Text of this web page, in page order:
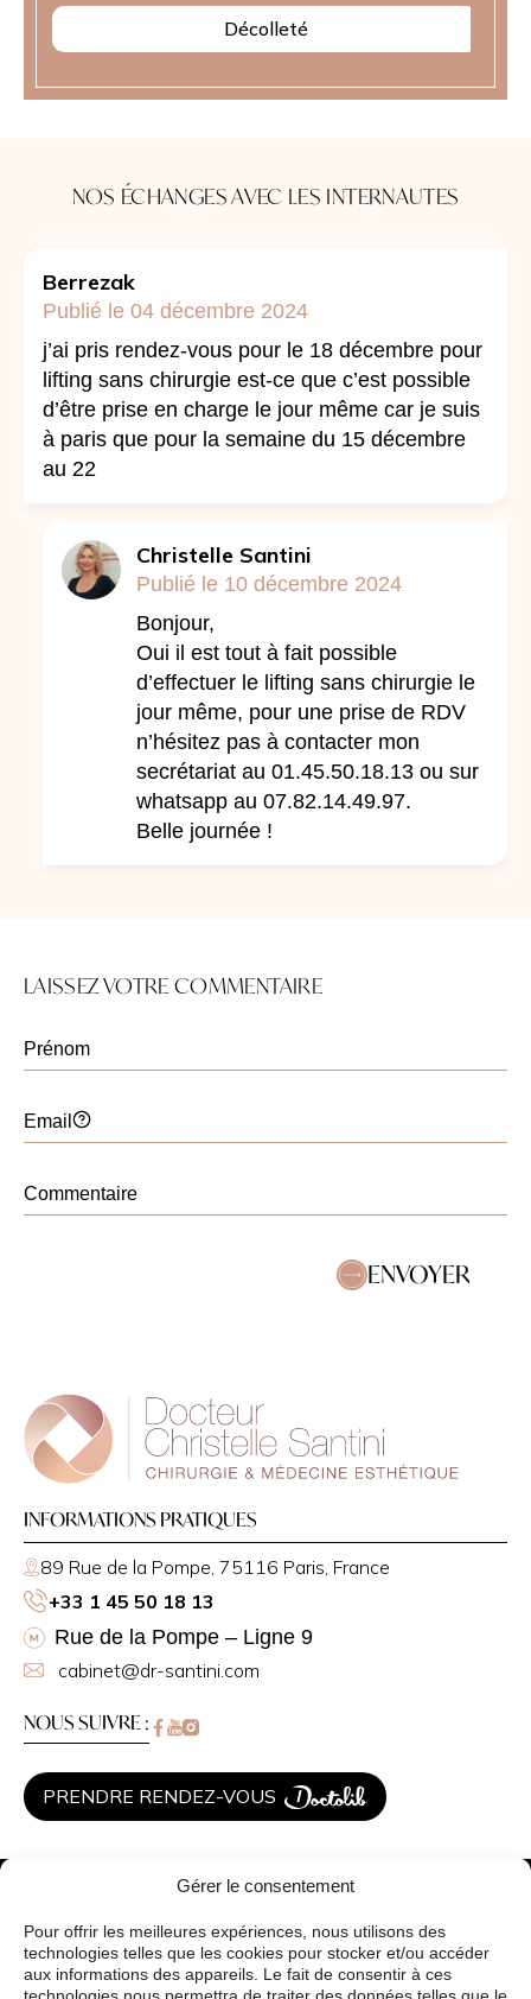
Gérer le consentement
Pour offrir les meilleures expériences, nous utilisons des
technologies telles que les cookies pour stocker et/ou accéder
aux informations des appareils. Le fait de consentir à ces
Décolleté
NOS ÉCHANGES AVEC LES INTERNAUTES
Berrezak
Publié le 04 décembre 2024
j’ai pris rendez-vous pour le 18 décembre pour
lifting sans chirurgie est-ce que c’est possible
d’être prise en charge le jour même car je suis
à paris que pour la semaine du 15 décembre
au 22
Christelle Santini
Publié le 10 décembre 2024
Bonjour,
Oui il est tout à fait possible
d’effectuer le lifting sans chirurgie le
jour même, pour une prise de RDV
n’hésitez pas à contacter mon
secrétariat au 01.45.50.18.13 ou sur
whatsapp au 07.82.14.49.97.
Belle journée !
LAISSEZ VOTRE COMMENTAIRE
ENVOYER
INFORMATIONS PRATIQUES
89 Rue de la Pompe, 75116 Paris, France
+33 1 45 50 18 13
Rue de la Pompe – Ligne 9
cabinet@dr-santini.com
NOUS SUIVRE :
PRENDRE RENDEZ-VOUS
Dr Christelle Santini
Médecine esthétique
Traitements de peau
Vos besoins